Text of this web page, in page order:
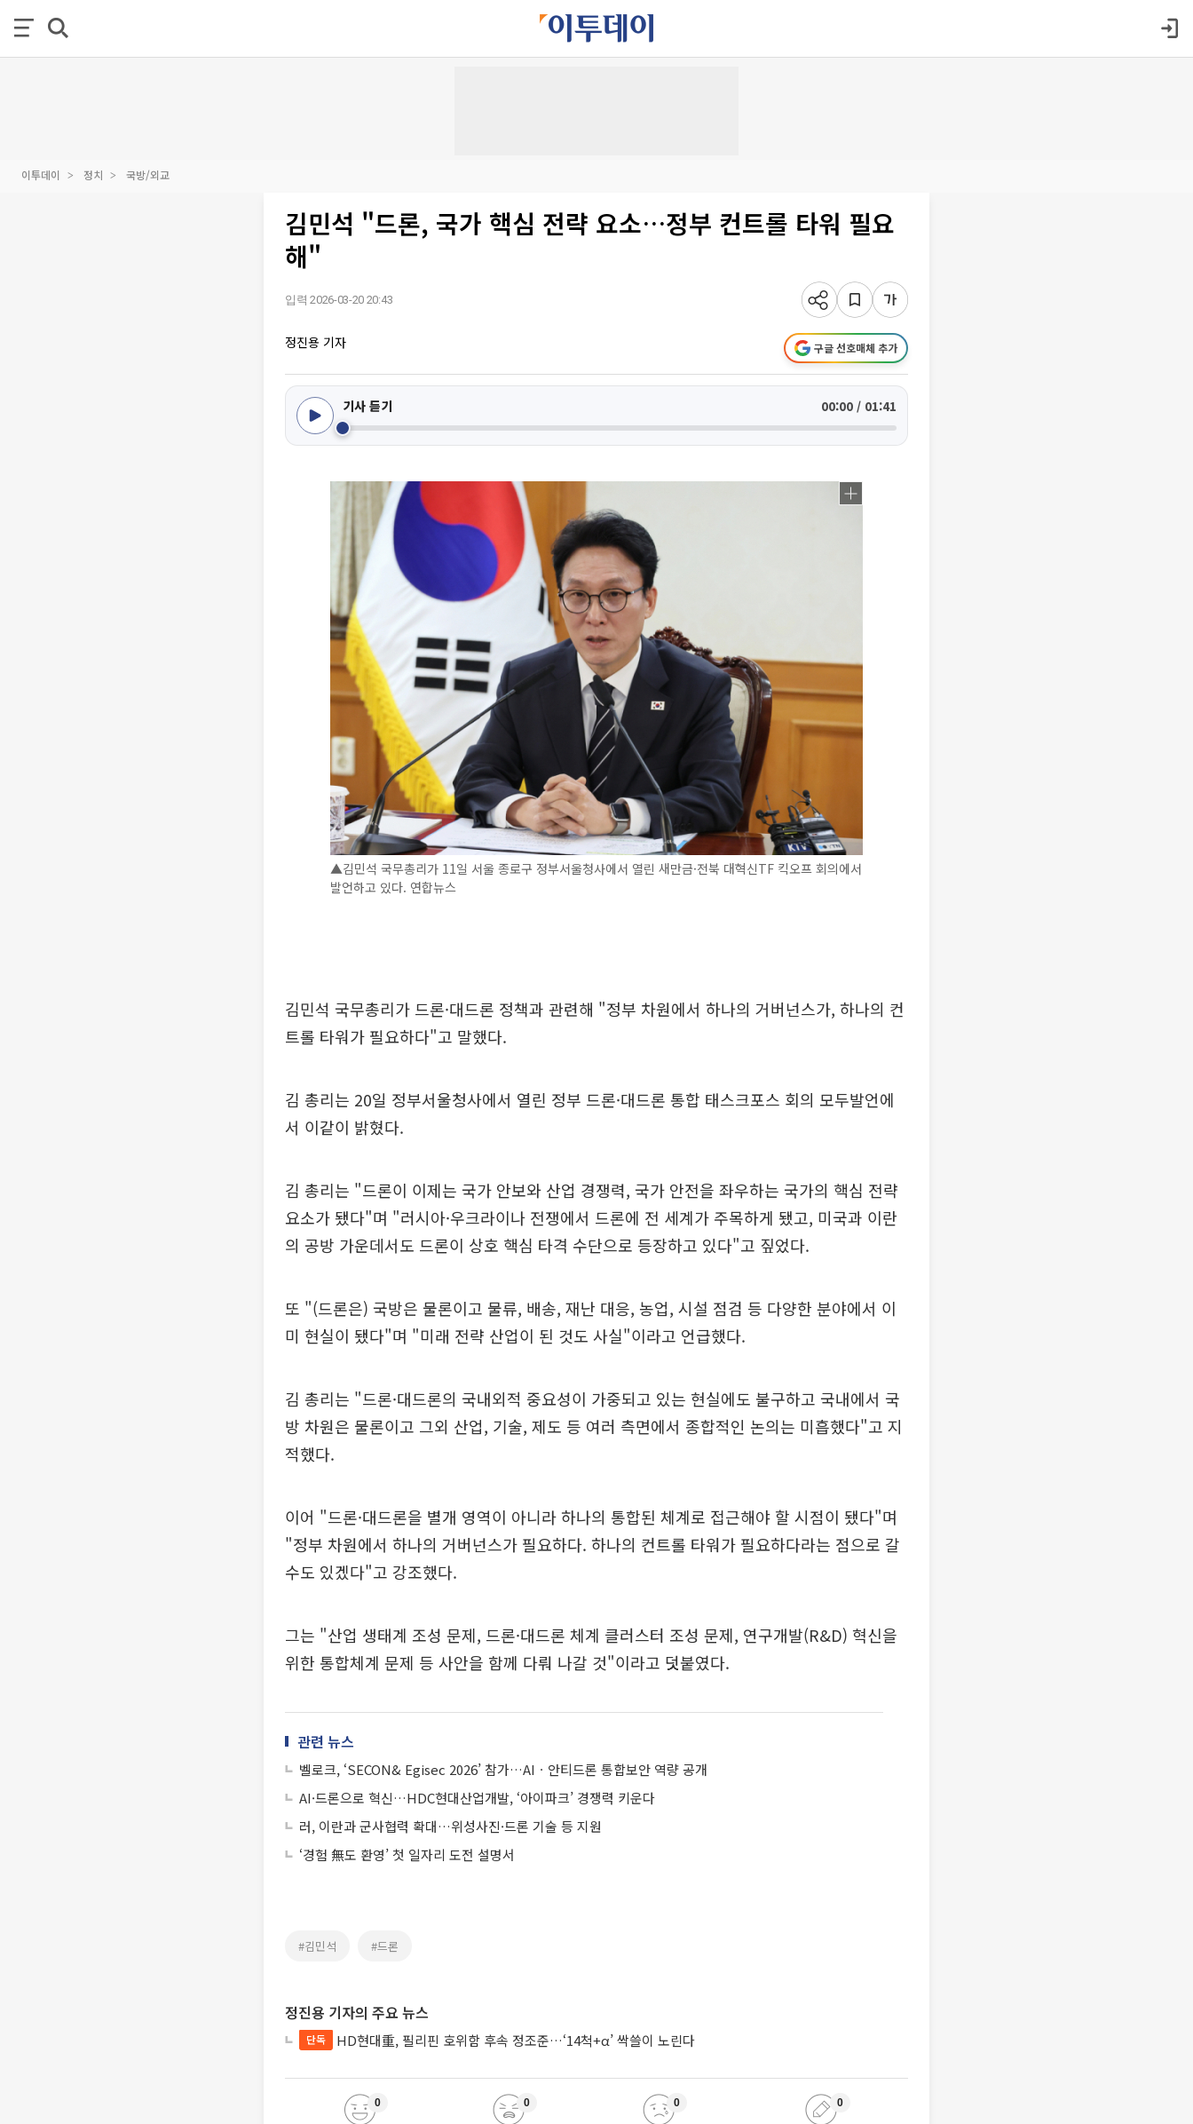
이투데이 정치 국방/외교
김민석 "드론, 국가 핵심 전략 요소…정부 컨트롤 타워 필요
해"
입력 2026-03-20 20:43
정진용 기자 구글 선호매체 추가
기사 듣기 00:00 / 01:41
▲김민석 국무총리가 11일 서울 종로구 정부서울청사에서 열린 새만금·전북 대혁신TF 킥오프 회의에서
발언하고 있다. 연합뉴스
김민석 국무총리가 드론·대드론 정책과 관련해 "정부 차원에서 하나의 거버넌스가, 하나의 컨
트롤 타워가 필요하다"고 말했다.
김 총리는 20일 정부서울청사에서 열린 정부 드론·대드론 통합 태스크포스 회의 모두발언에
서 이같이 밝혔다.
김 총리는 "드론이 이제는 국가 안보와 산업 경쟁력, 국가 안전을 좌우하는 국가의 핵심 전략
요소가 됐다"며 "러시아·우크라이나 전쟁에서 드론에 전 세계가 주목하게 됐고, 미국과 이란
의 공방 가운데서도 드론이 상호 핵심 타격 수단으로 등장하고 있다"고 짚었다.
또 "(드론은) 국방은 물론이고 물류, 배송, 재난 대응, 농업, 시설 점검 등 다양한 분야에서 이
미 현실이 됐다"며 "미래 전략 산업이 된 것도 사실"이라고 언급했다.
김 총리는 "드론·대드론의 국내외적 중요성이 가중되고 있는 현실에도 불구하고 국내에서 국
방 차원은 물론이고 그외 산업, 기술, 제도 등 여러 측면에서 종합적인 논의는 미흡했다"고 지
적했다.
이어 "드론·대드론을 별개 영역이 아니라 하나의 통합된 체계로 접근해야 할 시점이 됐다"며
"정부 차원에서 하나의 거버넌스가 필요하다. 하나의 컨트롤 타워가 필요하다라는 점으로 갈
수도 있겠다"고 강조했다.
그는 "산업 생태계 조성 문제, 드론·대드론 체계 클러스터 조성 문제, 연구개발(R&D) 혁신을
위한 통합체계 문제 등 사안을 함께 다뤄 나갈 것"이라고 덧붙였다.
관련 뉴스
벨로크, ‘SECON& Egisec 2026’ 참가…AIㆍ안티드론 통합보안 역량 공개
AI·드론으로 혁신…HDC현대산업개발, ‘아이파크’ 경쟁력 키운다
러, 이란과 군사협력 확대…위성사진·드론 기술 등 지원
‘경험 無도 환영’ 첫 일자리 도전 설명서
#김민석 #드론
정진용 기자의 주요 뉴스
단독 HD현대重, 필리핀 호위함 후속 정조준…‘14척+α’ 싹쓸이 노린다
0 0 0 0